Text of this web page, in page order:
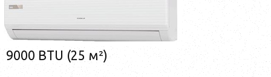
9000 BTU (25 м²)